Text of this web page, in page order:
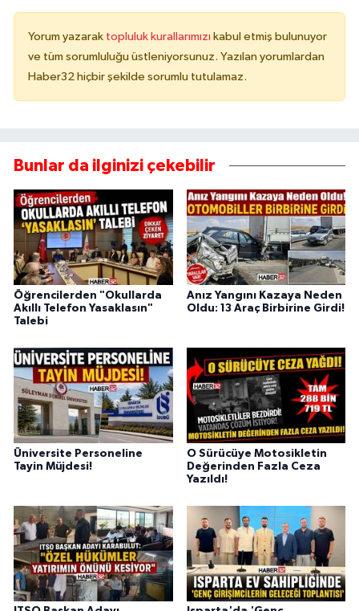
Yorum yazarak topluluk kurallarımızı kabul etmiş bulunuyor
ve tüm sorumluluğu üstleniyorsunuz. Yazılan yorumlardan
Haber32 hiçbir şekilde sorumlu tutulamaz.
Bunlar da ilginizi çekebilir
Öğrencilerden "Okullarda
Akıllı Telefon Yasaklasın"
Talebi
Anız Yangını Kazaya Neden
Oldu: 13 Araç Birbirine Girdi!
Üniversite Personeline
Tayin Müjdesi!
O Sürücüye Motosikletin
Değerinden Fazla Ceza
Yazıldı!